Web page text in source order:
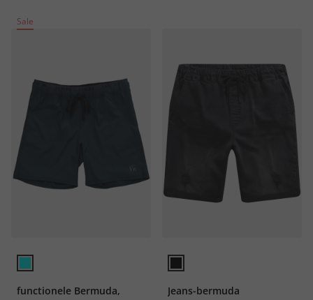
Sale
functionele Bermuda,
Jeans-bermuda